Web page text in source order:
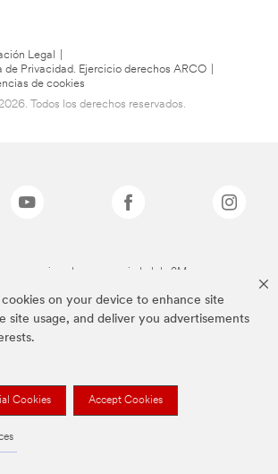
cookies on your device to enhance site
site usage, and deliver you advertisements
Cookies Accept Cookies
Legal
de Privacidad. Ejercicio derechos ARCO
de cookies
Todos los derechos reservados.
mencionadas son propiedad de 3M